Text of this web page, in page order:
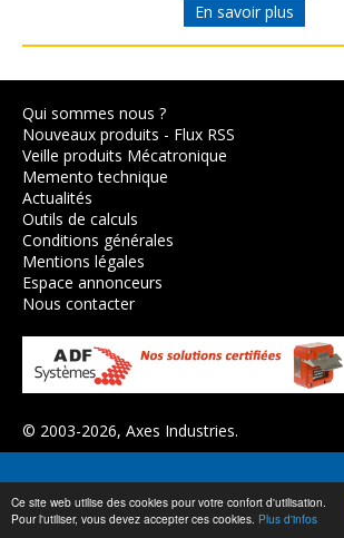
Ce site web utilise des cookies pour votre confort d'utilisation.
Pour l'utiliser, vous devez accepter ces cookies. Plus d'infos
En savoir plus
Qui sommes nous ?
Nouveaux produits - Flux RSS
Veille produits Mécatronique
Memento technique
Actualités
Outils de calculs
Conditions générales
Mentions légales
Espace annonceurs
Nous contacter
© 2003-2026, Axes Industries.